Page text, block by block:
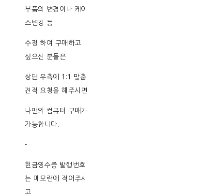
부품의 변경이나 케이
스변경 등
수정 하여 구매하고
싶으신 분들은
상단 우측에 1:1 맞춤
견적 요청을 해주시면
나만의 컴퓨터 구매가
가능합니다.
-
현금영수증 발행번호
는 메모란에 적어주시
고,